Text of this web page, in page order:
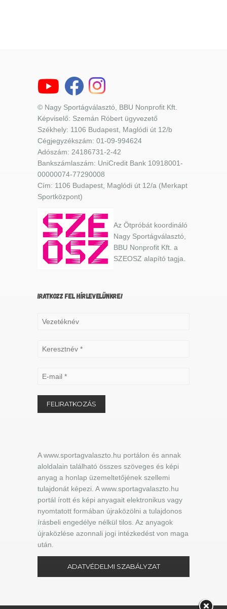
© Nagy Sportágválasztó, BBU Nonprofit Kft.
Képviselő: Szemán Róbert ügyvezető
Székhely: 1106 Budapest, Maglódi út 12/b
Cégjegyzékszám: 01-09-994624
Adószám: 24186731-2-42
Bankszámlaszám: UniCredit Bank 10918001-
00000074-77290008
Cím: 1106 Budapest, Maglódi út 12/a (Merkapt
Sportközpont)
Az Ötpróbát koordináló
Nagy Sportágválasztó,
BBU Nonprofit Kft. a
SZEOSZ alapító tagja.
IRATKOZZ FEL HÍRLEVELÜNKRE!
A www.sportagvalaszto.hu portálon és annak
aloldalain található összes szöveges és képi
anyag a honlap üzemeltetőjének szellemi
tulajdonát képezi. A www.sportagvalaszto.hu
portál írott és képi anyagait elektronikus vagy
nyomtatott formában újraközölni a tulajdonos
írásbeli engedélye nélkül tilos. Az anyagok
újraközlése azonnali jogi intézkedést von maga
után.
ADATVÉDELMI SZABÁLYZAT